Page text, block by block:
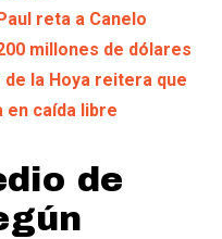
reta a Canelo
millones de dólares
de la Hoya reitera que
en caída libre
de